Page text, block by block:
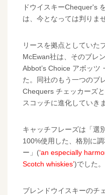
ドウイスキーChequer's
は、今となっては判りま
リースを拠点としていた
McEwan社は、そのブレ
Abbot’s Choice アボッツ
た。同社のもう一つのブ
Chequers チェッカーズ
スコッチに進化していき
キャッチフレーズは「選
100%使用した、格別に
ー」(‘an especially
Scotch whiskies’)でした。
ブレンドウイスキーのチ